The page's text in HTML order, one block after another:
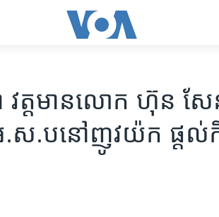
វត្តមាន​លោក​ ​ហ៊ុន សែ
.ស.ប​នៅ​ញូវយ៉ក​ ​ផ្ត